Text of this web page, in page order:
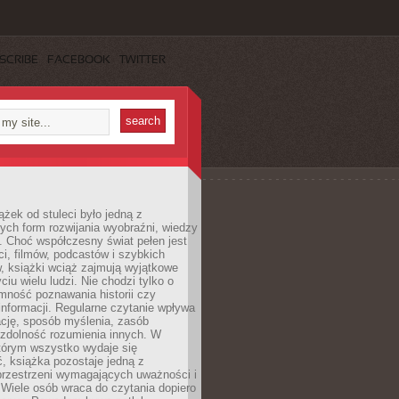
FACEBOOK TWITTER
od stuleci było jedną z
form rozwijania wyobraźni, wiedzy
Choć współczesny świat pełen jest
filmów, podcastów i szybkich
książki wciąż zajmują wyjątkowe
wielu ludzi. Nie chodzi tylko o
poznawania historii czy
Regularne czytanie wpływa
sposób myślenia, zasób
rozumienia innych. W
wszystko wydaje się
książka pozostaje jedną z
wymagających uważności i
osób wraca do czytania dopiero